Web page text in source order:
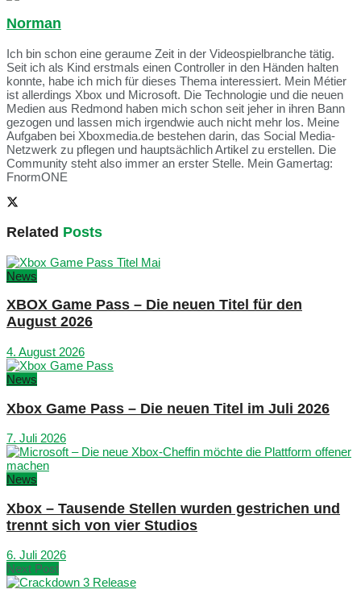
Norman
Ich bin schon eine geraume Zeit in der Videospielbranche tätig.
Seit ich als Kind erstmals einen Controller in den Händen halten
konnte, habe ich mich für dieses Thema interessiert. Mein Métier
ist allerdings Xbox und Microsoft. Die Technologie und die neuen
Medien aus Redmond haben mich schon seit jeher in ihren Bann
gezogen und lassen mich irgendwie auch nicht mehr los. Meine
Aufgaben bei Xboxmedia.de bestehen darin, das Social Media-
Netzwerk zu pflegen und hauptsächlich Artikel zu erstellen. Die
Community steht also immer an erster Stelle. Mein Gamertag:
FnormONE
Related Posts
News
XBOX Game Pass – Die neuen Titel für den
August 2026
4. August 2026
News
Xbox Game Pass – Die neuen Titel im Juli 2026
7. Juli 2026
News
Xbox – Tausende Stellen wurden gestrichen und
trennt sich von vier Studios
6. Juli 2026
Next Post